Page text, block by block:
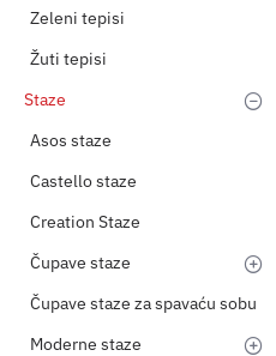
Zeleni tepisi
Žuti tepisi
Staze
Asos staze
Castello staze
Creation Staze
Čupave staze
Čupave staze za spavaću sobu
Moderne staze